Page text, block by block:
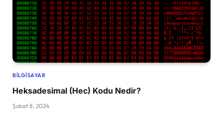
BILGISAYAR
Heksadesimal (Hec) Kodu Nedir?
Şubat 8, 2024